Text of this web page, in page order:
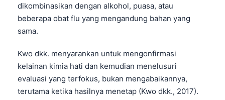
dikombinasikan dengan alkohol, puasa, atau
beberapa obat flu yang mengandung bahan yang
sama.
Kwo dkk. menyarankan untuk mengonfirmasi
kelainan kimia hati dan kemudian menelusuri
evaluasi yang terfokus, bukan mengabaikannya,
terutama ketika hasilnya menetap (Kwo dkk., 2017).